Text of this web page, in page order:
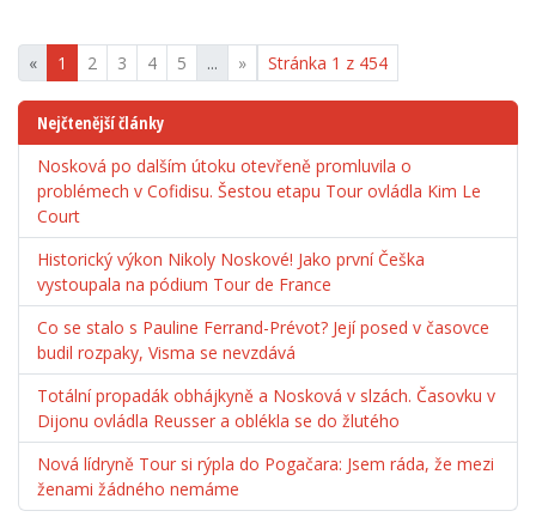
« 1 2 3 4 5 ... » Stránka 1 z 454
Nejčtenější články
Nosková po dalším útoku otevřeně promluvila o
problémech v Cofidisu. Šestou etapu Tour ovládla Kim Le
Court
Historický výkon Nikoly Noskové! Jako první Češka
vystoupala na pódium Tour de France
Co se stalo s Pauline Ferrand-Prévot? Její posed v časovce
budil rozpaky, Visma se nevzdává
Totální propadák obhájkyně a Nosková v slzách. Časovku v
Dijonu ovládla Reusser a oblékla se do žlutého
Nová lídryně Tour si rýpla do Pogačara: Jsem ráda, že mezi
ženami žádného nemáme